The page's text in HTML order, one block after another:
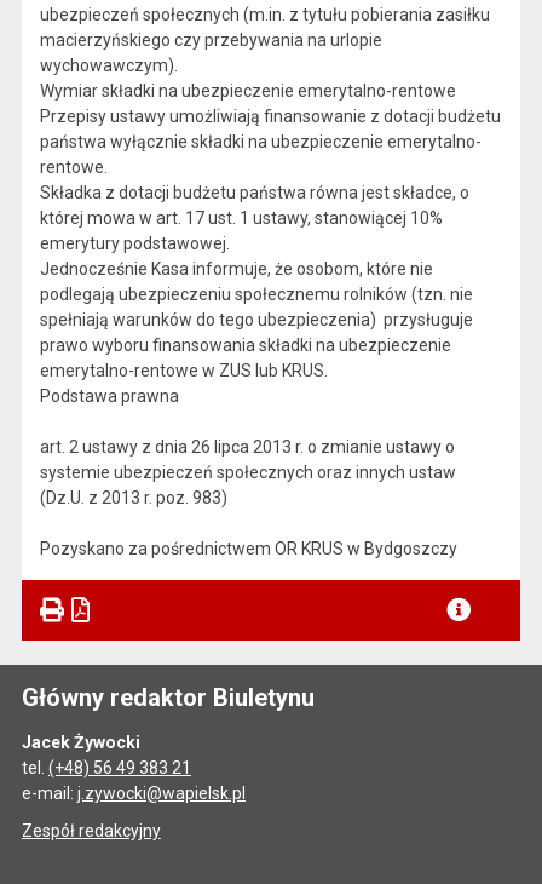
ubezpieczeń społecznych (m.in. z tytułu pobierania zasiłku
macierzyńskiego czy przebywania na urlopie
wychowawczym).
Wymiar składki na ubezpieczenie emerytalno-rentowe
Przepisy ustawy umożliwiają finansowanie z dotacji budżetu
państwa wyłącznie składki na ubezpieczenie emerytalno-
rentowe.
Składka z dotacji budżetu państwa równa jest składce, o
której mowa w art. 17 ust. 1 ustawy, stanowiącej 10%
emerytury podstawowej.
Jednocześnie Kasa informuje, że osobom, które nie
podlegają ubezpieczeniu społecznemu rolników (tzn. nie
spełniają warunków do tego ubezpieczenia) przysługuje
prawo wyboru finansowania składki na ubezpieczenie
emerytalno-rentowe w ZUS lub KRUS.
Podstawa prawna
art. 2 ustawy z dnia 26 lipca 2013 r. o zmianie ustawy o
systemie ubezpieczeń społecznych oraz innych ustaw
(Dz.U. z 2013 r. poz. 983)
Pozyskano za pośrednictwem OR KRUS w Bydgoszczy
Główny redaktor Biuletynu
Jacek Żywocki
tel. (+48) 56 49 383 21
e-mail: j.zywocki@wapielsk.pl
Zespół redakcyjny